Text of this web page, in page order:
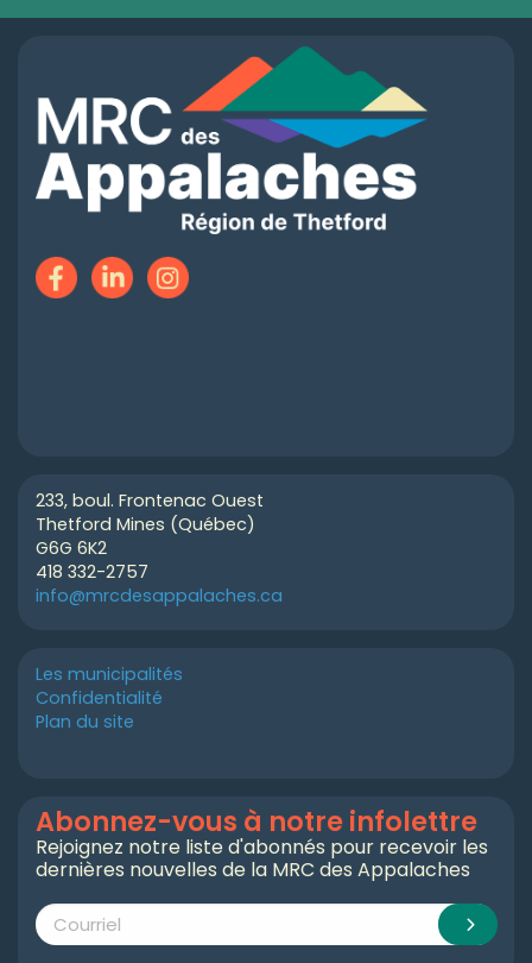
233, boul. Frontenac Ouest
Thetford Mines (Québec)
G6G 6K2
418 332-2757
info@mrcdesappalaches.ca
Les municipalités
Confidentialité
Plan du site
Abonnez-vous à notre infolettre
Rejoignez notre liste d'abonnés pour recevoir les
dernières nouvelles de la MRC des Appalaches